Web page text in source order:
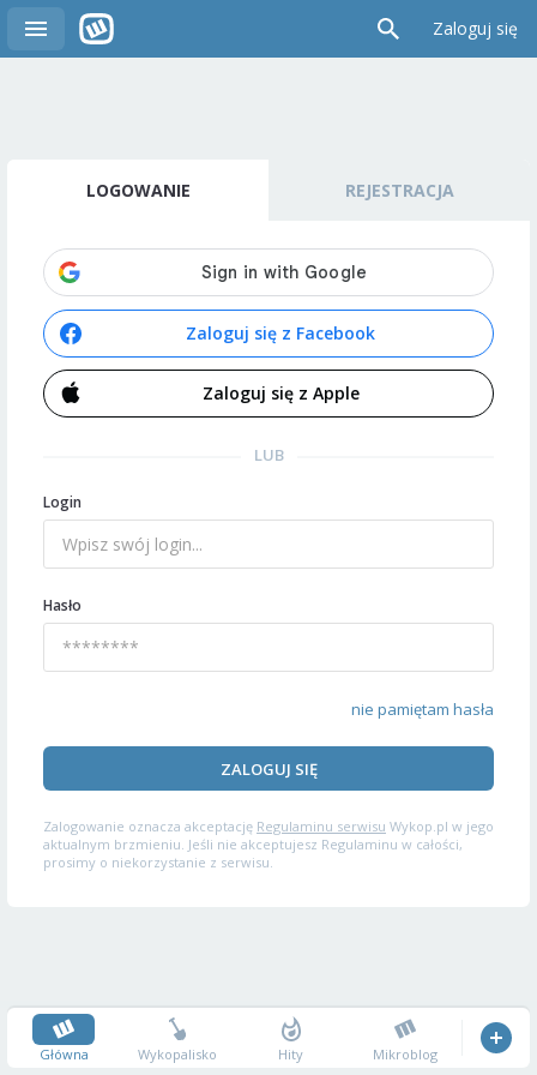
Zaloguj się
LOGOWANIE REJESTRACJA
Zaloguj się z Facebook
Zaloguj się z Apple
LUB
Login
Hasło
nie pamiętam hasła
ZALOGUJ SIĘ
Zalogowanie oznacza akceptację Regulaminu serwisu Wykop.pl w jego
aktualnym brzmieniu. Jeśli nie akceptujesz Regulaminu w całości,
prosimy o niekorzystanie z serwisu.
Główna Wykopalisko Hity Mikroblog